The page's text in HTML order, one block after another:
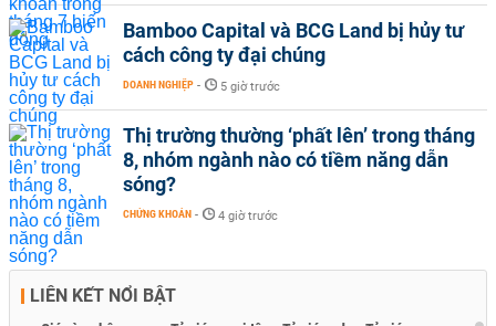
Bamboo Capital và BCG Land bị hủy tư
cách công ty đại chúng
DOANH NGHIỆP - 5 giờ trước
Thị trường thường ‘phất lên’ trong tháng
8, nhóm ngành nào có tiềm năng dẫn
sóng?
CHỨNG KHOÁN - 4 giờ trước
LIÊN KẾT NỔI BẬT